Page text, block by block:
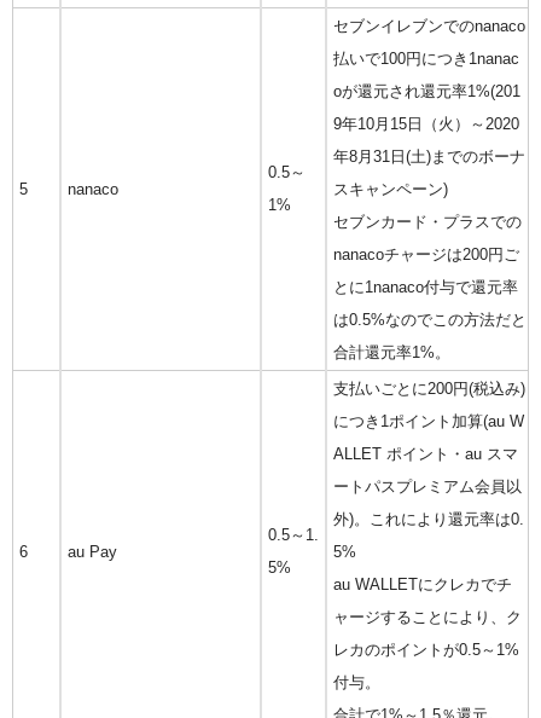
5 nanaco
0.5～
1%
セブンイレブンでのnanaco
払いで100円につき1nanac
oが還元され還元率1%(201
9年10月15日（火）～2020
年8月31日(土)までのボーナ
スキャンペーン)
セブンカード・プラスでの
nanacoチャージは200円ご
とに1nanaco付与で還元率
は0.5%なのでこの方法だと
合計還元率1%。
6 au Pay
0.5～1.
5%
支払いごとに200円(税込み)
につき1ポイント加算(au W
ALLET ポイント・au スマ
ートパスプレミアム会員以
外)。これにより還元率は0.
5%
au WALLETにクレカでチ
ャージすることにより、ク
レカのポイントが0.5～1%
付与。